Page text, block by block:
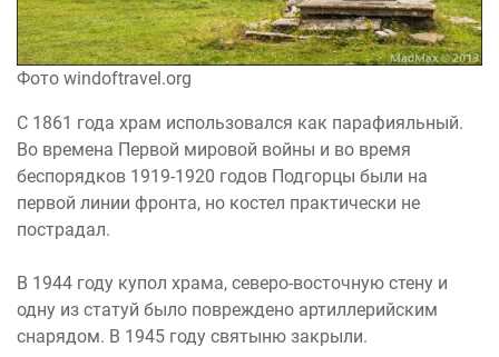
Фото windoftravel.org
С 1861 года храм использовался как парафияльный.
Во времена Первой мировой войны и во время
беспорядков 1919-1920 годов Подгорцы были на
первой линии фронта, но костел практически не
пострадал.
В 1944 году купол храма, северо-восточную стену и
одну из статуй было повреждено артиллерийским
снарядом. В 1945 году святыню закрыли.